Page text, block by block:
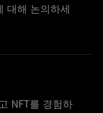
대해 논의하세
NFT를 경험하